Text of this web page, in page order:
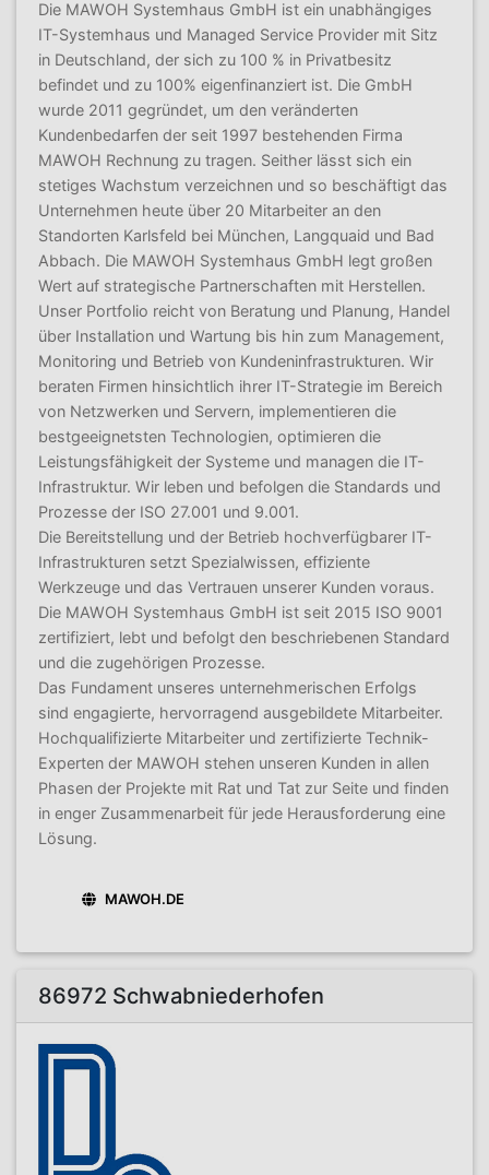
Die MAWOH Systemhaus GmbH ist ein unabhängiges
IT-Systemhaus und Managed Service Provider mit Sitz
in Deutschland, der sich zu 100 % in Privatbesitz
befindet und zu 100% eigenfinanziert ist. Die GmbH
wurde 2011 gegründet, um den veränderten
Kundenbedarfen der seit 1997 bestehenden Firma
MAWOH Rechnung zu tragen. Seither lässt sich ein
stetiges Wachstum verzeichnen und so beschäftigt das
Unternehmen heute über 20 Mitarbeiter an den
Standorten Karlsfeld bei München, Langquaid und Bad
Abbach. Die MAWOH Systemhaus GmbH legt großen
Wert auf strategische Partnerschaften mit Herstellen.
Unser Portfolio reicht von Beratung und Planung, Handel
über Installation und Wartung bis hin zum Management,
Monitoring und Betrieb von Kundeninfrastrukturen. Wir
beraten Firmen hinsichtlich ihrer IT-Strategie im Bereich
von Netzwerken und Servern, implementieren die
bestgeeignetsten Technologien, optimieren die
Leistungsfähigkeit der Systeme und managen die IT-
Infrastruktur. Wir leben und befolgen die Standards und
Prozesse der ISO 27.001 und 9.001.
Die Bereitstellung und der Betrieb hochverfügbarer IT-
Infrastrukturen setzt Spezialwissen, effiziente
Werkzeuge und das Vertrauen unserer Kunden voraus.
Die MAWOH Systemhaus GmbH ist seit 2015 ISO 9001
zertifiziert, lebt und befolgt den beschriebenen Standard
und die zugehörigen Prozesse.
Das Fundament unseres unternehmerischen Erfolgs
sind engagierte, hervorragend ausgebildete Mitarbeiter.
Hochqualifizierte Mitarbeiter und zertifizierte Technik-
Experten der MAWOH stehen unseren Kunden in allen
Phasen der Projekte mit Rat und Tat zur Seite und finden
in enger Zusammenarbeit für jede Herausforderung eine
Lösung.
MAWOH.DE
86972 Schwabniederhofen